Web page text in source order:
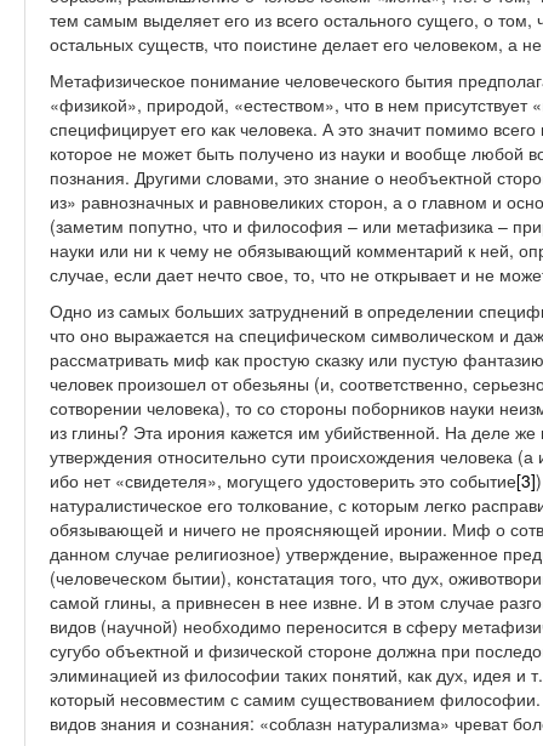
тем самым выделяет его из всего остального сущего, о
остальных существ, что поистине делает его человеком, а
Метафизическое понимание человеческого бытия
«физикой», природой, «естеством», что в нем присутствует
специфицирует его как человека. А это значит помимо
которое не может быть получено из науки и вообще любой
познания. Другими словами, это знание о необъектной
из» равнозначных и равновеликих сторон, а о главном и
(заметим попутно, что и философия – или метафизика –
науки или ни к чему не обязывающий комментарий к ней,
случае, если дает нечто свое, то, что не открывает и не
Одно из самых больших затруднений в определении
что оно выражается на специфическом символическом и
рассматривать миф как простую сказку или пустую
человек произошел от обезьяны (и, соответственно,
сотворении человека), то со стороны поборников науки
из глины? Эта ирония кажется им убийственной. На деле
утверждения относительно сути происхождения человека
ибо нет «свидетеля», могущего удостоверить это событие[3]
натуралистическое его толкование, с которым легко
обязывающей и ничего не проясняющей иронии. Миф о
данном случае религиозное) утверждение, выраженное
(человеческом бытии), констатация того, что дух,
самой глины, а привнесен в нее извне. И в этом случае
видов (научной) необходимо переносится в сферу
сугубо объектной и физической стороне должна при
элиминацией из философии таких понятий, как дух, идея и
который несовместим с самим существованием
видов знания и сознания: «соблазн натурализма» чреват